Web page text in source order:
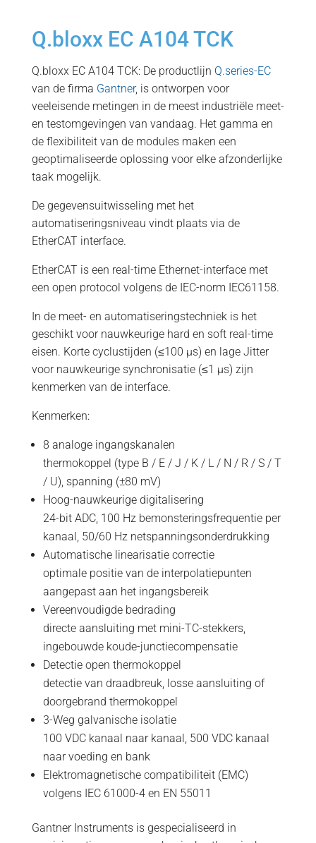
Q.bloxx EC A104 TCK
Q.bloxx EC A104 TCK: De productlijn Q.series-EC
van de firma Gantner, is ontworpen voor
veeleisende metingen in de meest industriële meet-
en testomgevingen van vandaag. Het gamma en
de flexibiliteit van de modules maken een
geoptimaliseerde oplossing voor elke afzonderlijke
taak mogelijk.
De gegevensuitwisseling met het
automatiseringsniveau vindt plaats via de
EtherCAT interface.
EtherCAT is een real-time Ethernet-interface met
een open protocol volgens de IEC-norm IEC61158.
In de meet- en automatiseringstechniek is het
geschikt voor nauwkeurige hard en soft real-time
eisen. Korte cyclustijden (≤100 µs) en lage Jitter
voor nauwkeurige synchronisatie (≤1 µs) zijn
kenmerken van de interface.
Kenmerken:
8 analoge ingangskanalen
thermokoppel (type B / E / J / K / L / N / R / S / T
/ U), spanning (±80 mV)
Hoog-nauwkeurige digitalisering
24-bit ADC, 100 Hz bemonsteringsfrequentie per
kanaal, 50/60 Hz netspanningsonderdrukking
Automatische linearisatie correctie
optimale positie van de interpolatiepunten
aangepast aan het ingangsbereik
Vereenvoudigde bedrading
directe aansluiting met mini-TC-stekkers,
ingebouwde koude-junctiecompensatie
Detectie open thermokoppel
detectie van draadbreuk, losse aansluiting of
doorgebrand thermokoppel
3-Weg galvanische isolatie
100 VDC kanaal naar kanaal, 500 VDC kanaal
naar voeding en bank
Elektromagnetische compatibiliteit (EMC)
volgens IEC 61000-4 en EN 55011
Gantner Instruments is gespecialiseerd in